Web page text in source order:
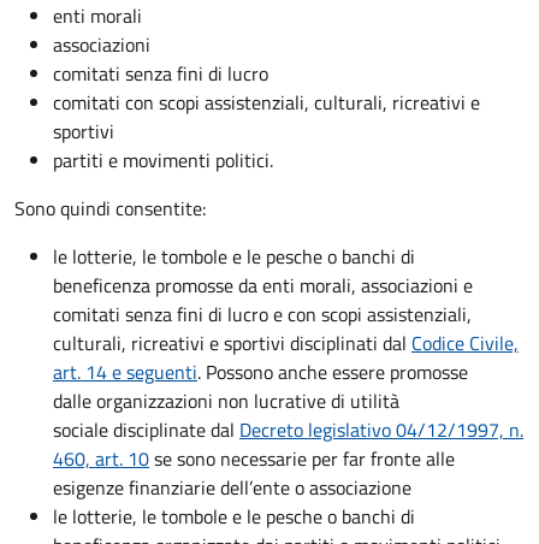
enti morali
associazioni
comitati senza fini di lucro
comitati con scopi assistenziali, culturali, ricreativi e
sportivi
partiti e movimenti politici.
Sono quindi consentite:
le lotterie, le tombole e le pesche o banchi di
beneficenza promosse da enti morali, associazioni e
comitati senza fini di lucro e con scopi assistenziali,
culturali, ricreativi e sportivi disciplinati dal Codice Civile,
art. 14 e seguenti. Possono anche essere promosse
dalle organizzazioni non lucrative di utilità
sociale disciplinate dal Decreto legislativo 04/12/1997, n.
460, art. 10se sono necessarie per far fronte alle
esigenze finanziarie dell’ente o associazione
le lotterie, le tombole e le pesche o banchi di